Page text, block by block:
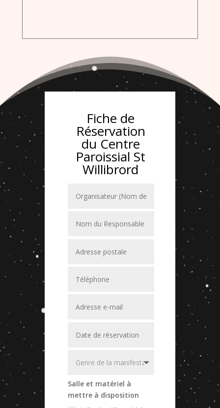
Fiche de
Réservation
du Centre
Paroissial St
Willibrord
Salle et matériel à
mettre à disposition